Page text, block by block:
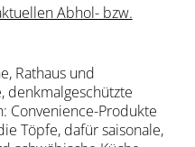
& Trinken
& Highlights
Abhol- bzw.
Rathaus und
denkmalgeschützte
Convenience-Produkte
Töpfe, dafür saisonale,